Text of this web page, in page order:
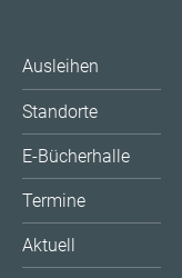
Ausleihen
Standorte
E-Bücherhalle
Termine
Aktuell